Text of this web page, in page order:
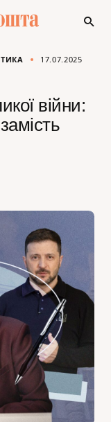
17.07.2025
війни: